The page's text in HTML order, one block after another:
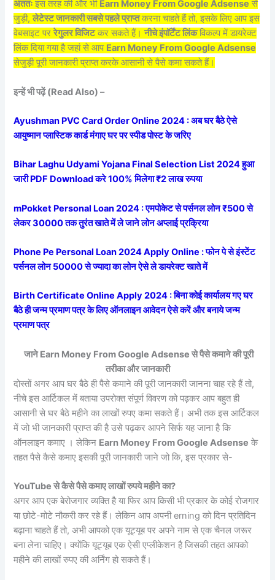
अंततःइस तरह की और भी Earn Money From Google Adsense से
जुड़ी,लेटेस्ट जानकारी सबसे पहले प्राप्तकरना चाहते हैं तो, इसके लिए आप इस
वेबसाइट पररेगुलर विजिटकर सकते हैं।नीचे इंपॉर्टेंट लिंकविकल्प में डायरेक्ट
लिंक दिया गया है जहां से आप Earn Money From Google Adsense
सेजुड़ी पूरी जानकारी प्राप्त करके आसानी से पैसे कमा सकते हैं।
इन्हें भी पढ़ें (Read Also) –
Ayushman PVC Card Order Online 2024 : अब घर बैठे ऐसे
आयुष्मान प्लास्टिक कार्ड मंगाए घर पर स्पीड पोस्ट के जरिए
Bihar Laghu Udyami Yojana Final Selection List 2024 हुआ
जारी PDF Download करे 100% मिलेगा ₹2 लाख रुपया
mPokket Personal Loan 2024 : एमपोकेट से पर्सनल लोन ₹500 से
लेकर 30000 तक तुरंत खाते में ले जाने लोन अप्लाई प्रक्रिया
Phone Pe Personal Loan 2024 Apply Online : फोन पे से इंस्टेंट
पर्सनल लोन 50000 से ज्यादा का लोन ऐसे ले डायरेक्ट खाते में
Birth Certificate Online Apply 2024 : बिना कोई कार्यालय गए घर
बैठे ही जन्म प्रमाण पत्र के लिए ऑनलाइन आवेदन ऐसे करें और बनाये जन्म
प्रमाण पत्र
जाने Earn Money From Google Adsense से पैसे कमाने की पूरी
तरीका और जानकारी
दोस्तों अगर आप घर बैठे ही पैसे कमाने की पूरी जानकारी जानना चाह रहे हैं तो,
नीचे इस आर्टिकल में बताया उपरोक्त संपूर्ण विवरण को पढ़कर आप बहुत ही
आसानी से घर बैठे महीने का लाखों रुपए कमा सकते हैं। अभी तक इस आर्टिकल
में जो भी जानकारी प्राप्त की है उसे पढ़कर आपने सिर्फ यह जाना है कि
ऑनलाइन कमाए । लेकिन Earn Money From Google Adsense के
तहत पैसे कैसे कमाए इसकी पूरी जानकारी जाने जो कि, इस प्रकार से-
YouTube से कैसे पैसे कमाए लाखों रुपये महीने का?
अगर आप एक बेरोजगार व्यक्ति है या फिर आप किसी भी प्रकार के कोई रोजगार
या छोटे-मोटे नौकरी कर रहे हैं। लेकिन आप अपनी erning को दिन प्रतिदिन
बढ़ाना चाहते हैं तो, अभी आपको एक यूट्यूब पर अपने नाम से एक चैनल जरूर
बना लेना चाहिए। क्योंकि यूट्यूब एक ऐसी एप्लीकेशन है जिसकी तहत आपको
महीने की लाखों रुपए की अर्निंग हो सकते हैं।